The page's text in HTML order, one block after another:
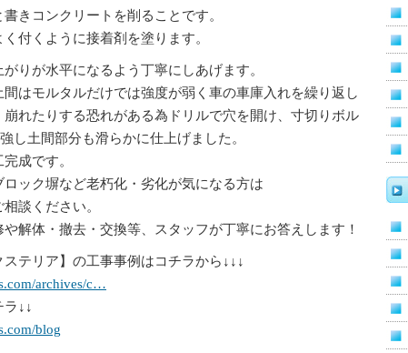
きコンクリートを削ることです。
付くように接着剤を塗ります。
りが水平になるよう丁寧にしあげます。
はモルタルだけでは強度が弱く車の車庫入れを繰り返し
れたりする恐れがある為ドリルで穴を開け、寸切りボル
し土間部分も滑らかに仕上げました。
成です。
ロック塀など老朽化・劣化が気になる方は
談ください。
解体・撤去・交換等、スタッフが丁寧にお答えします！
テリア】の工事事例はコチラから↓↓↓
archives/c…
↓↓
blog